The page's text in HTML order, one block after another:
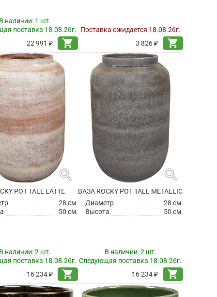
наличии: 1 шт.
поставка 18.08.26г.
22 991 ₽
shopping_cart
Поставка ожидается 18.08.26г.
3 826 ₽
shopping_cart
search
POT TALL LATTE
28 см.
50 см.
наличии:2 шт.
поставка 18.08.26г.
16 234 ₽
shopping_cart
search
ВАЗА ROCKY POT TALL METALLIC
Диаметр
28 см.
Высота
50 см.
В наличии:2 шт.
Следующая поставка 18.08.26г.
16 234 ₽
shopping_cart